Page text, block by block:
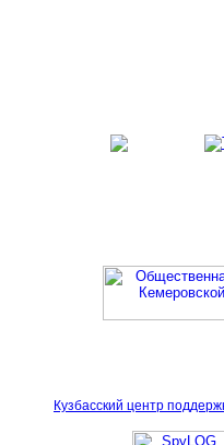
Кузбасский центр